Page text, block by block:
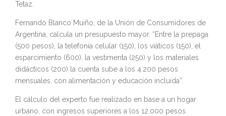
Tetaz.
Fernando Blanco Muiño, de la Unión de Consumidores de
Argentina, calcula un presupuesto mayor. “Entre la prepaga
(500 pesos), la telefonía celular (150), los viáticos (150), el
esparcimiento (600), la vestimenta (250) y los materiales
didácticos (200) la cuenta sube a los 4.200 pesos
mensuales, con alimentación y educación incluida”.
El cálculo del experto fue realizado en base a un hogar
urbano, con ingresos superiores a los 12.000 pesos.